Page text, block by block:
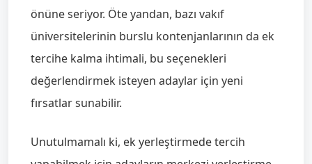
önüne seriyor. Öte yandan, bazı vakıf
üniversitelerinin burslu kontenjanlarının da ek
tercihe kalma ihtimali, bu seçenekleri
değerlendirmek isteyen adaylar için yeni
fırsatlar sunabilir.
Unutulmamalı ki, ek yerleştirmede tercih